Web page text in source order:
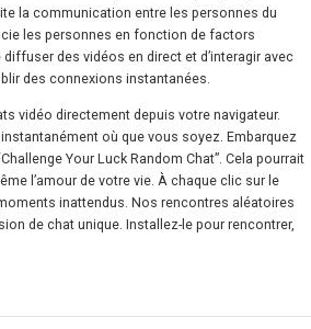
la communication entre les personnes du
les personnes en fonction de factors
des vidéos en direct et d’interagir avec
des connexions instantanées.
vidéo directement depuis votre navigateur.
où que vous soyez. Embarquez
Your Luck Random Chat”. Cela pourrait
l’amour de votre vie. À chaque clic sur le
inattendus. Nos rencontres aléatoires
de chat unique. Installez-le pour rencontrer,